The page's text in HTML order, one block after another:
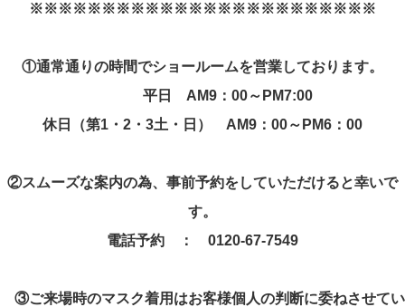
※※※※※※※※※※※※※※※※※※※※※※※※
①通常通りの時間でショールームを営業しております。
平日 AM9 ： 00～ PM7:00
休日（第1 ・ 2 ・ 3土・日） AM9 ： 00～ PM6 ： 00
②スムーズな案内の為、事前予約をしていただけると幸いで
す。
電話予約 ： 0120-67-7549
③ご来場時のマスク着用はお客様個人の判断に委ねさせてい